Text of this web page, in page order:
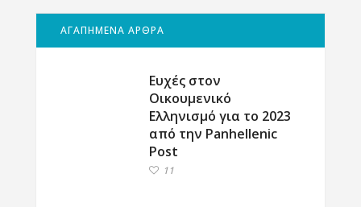
ΑΓΑΠΗΜΕΝΑ ΑΡΘΡΑ
Ευχές στον
Οικουμενικό
Ελληνισμό για το 2023
από την Panhellenic
Post
11